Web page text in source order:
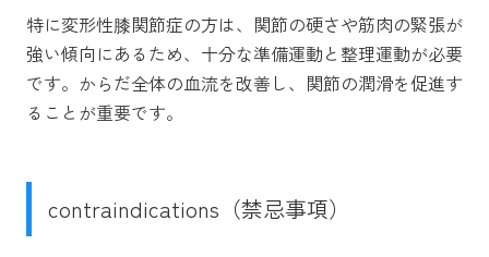
特に変形性膝関節症の方は、関節の硬さや筋肉の緊張が
強い傾向にあるため、十分な準備運動と整理運動が必要
です。からだ全体の血流を改善し、関節の潤滑を促進す
ることが重要です。
contraindications（禁忌事項）